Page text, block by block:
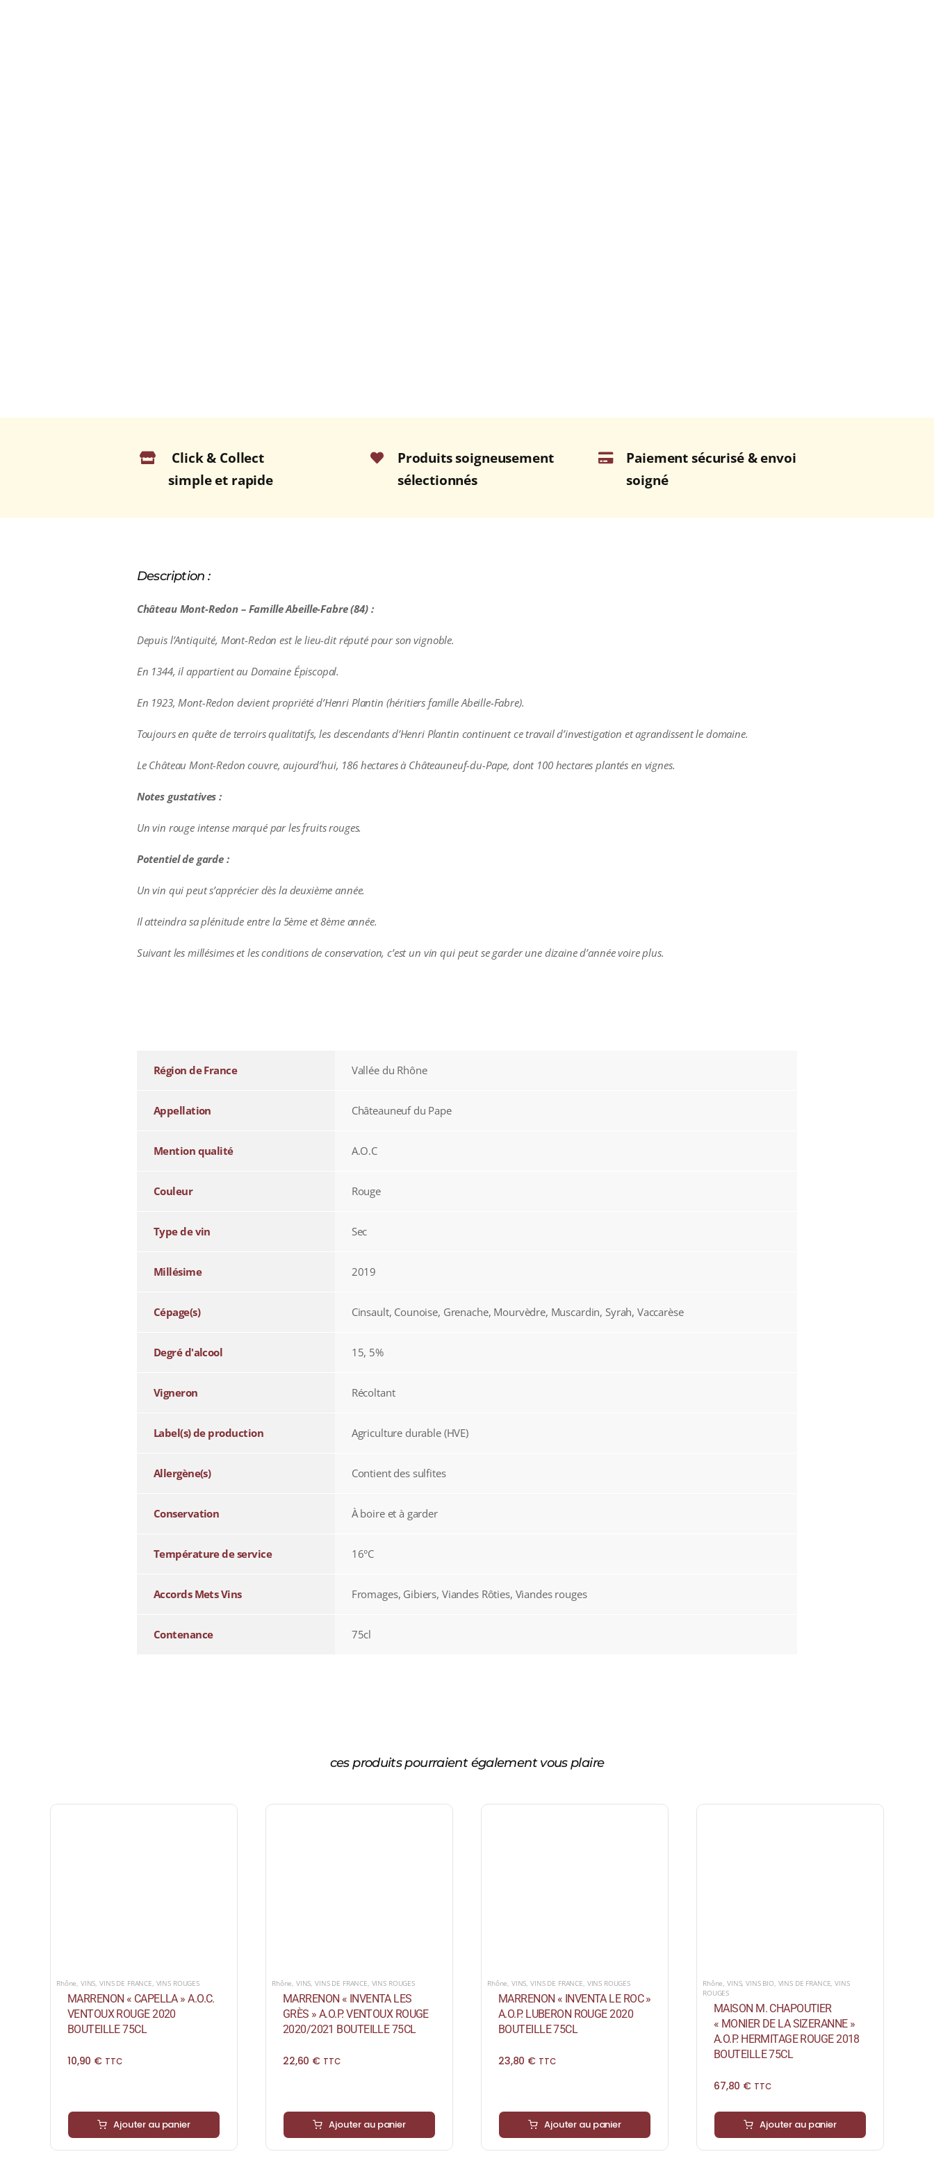
Click & Collect
simple et rapide
Produits soigneusement
sélectionnés
Paiement sécurisé & envoi
soigné
Description :
Château Mont-Redon – Famille Abeille-Fabre (84) :
Depuis l’Antiquité, Mont-Redon est le lieu-dit réputé pour son vignoble.
En 1344, il appartient au Domaine Épiscopal.
En 1923, Mont-Redon devient propriété d’Henri Plantin (héritiers famille Abeille-Fabre).
Toujours en quête de terroirs qualitatifs, les descendants d’Henri Plantin continuent ce travail d’investigation et agrandissent le domaine.
Le Château Mont-Redon couvre, aujourd’hui, 186 hectares à Châteauneuf-du-Pape, dont 100 hectares plantés en vignes.
Notes gustatives :
Un vin rouge intense marqué par les fruits rouges.
Potentiel de garde :
Un vin qui peut s’apprécier dès la deuxième année.
Il atteindra sa plénitude entre la 5ème et 8ème année.
Suivant les millésimes et les conditions de conservation, c’est un vin qui peut se garder une dizaine d’année voire plus.
Région de France Vallée du Rhône
Appellation Châteauneuf du Pape
Mention qualité A.O.C
Couleur Rouge
Type de vin Sec
Millésime 2019
Cépage(s) Cinsault, Counoise, Grenache, Mourvèdre, Muscardin, Syrah, Vaccarèse
Degré d'alcool 15, 5%
Vigneron Récoltant
Label(s) de production Agriculture durable (HVE)
Allergène(s) Contient des sulfites
Conservation À boire et à garder
Température de service 16°C
Accords Mets Vins Fromages, Gibiers, Viandes Rôties, Viandes rouges
Contenance 75cl
ces produits pourraient également vous plaire
Rhône VINS ,VINS DE FRANCE VINS ROUGES
MARRENON « CAPELLA » A.O.C.
VENTOUX ROUGE 2020
BOUTEILLE 75CL
10,90 € TTC
Ajouter au panier
Rhône VINS ,VINS DE FRANCE VINS ROUGES
MARRENON « INVENTA LES
GRÈS » A.O.P. VENTOUX ROUGE
2020/2021 BOUTEILLE 75CL
22,60 € TTC
Ajouter au panier
Rhône VINS ,VINS DE FRANCE VINS ROUGES
MARRENON « INVENTA LE ROC »
A.O.P. LUBERON ROUGE 2020
BOUTEILLE 75CL
23,80 € TTC
Ajouter au panier
Rhône, VINS,VINS BIO, VINS DE FRANCE,VINS
ROUGES
MAISON M. CHAPOUTIER
« MONIER DE LA SIZERANNE »
A.O.P. HERMITAGE ROUGE 2018
BOUTEILLE 75CL
67,80 € TTC
Ajouter au panier